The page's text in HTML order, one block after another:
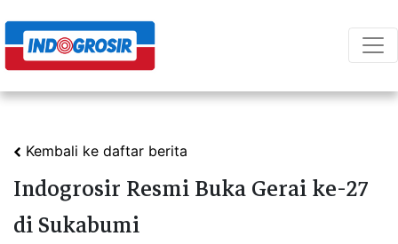
Kembali ke daftar berita
Indogrosir Resmi Buka Gerai ke-27
di Sukabumi